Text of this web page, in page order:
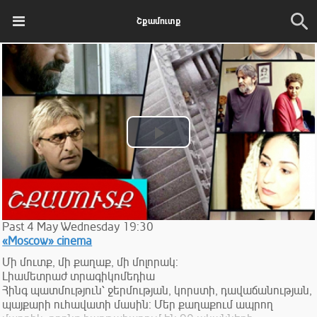
Շքամուտք
Play
Video
Past 4 May Wednesday 19:30
«Moscow» cinema
Մի մուտք, մի քաղաք, մի մոլորակ:
Լիամետրաժ տրագիկոմեդիա
Հինգ պատմություն՝ ջերմության, կորստի, դավաճանության,
պայքարի ուհավատի մասին: Մեր քաղաքում ապրող